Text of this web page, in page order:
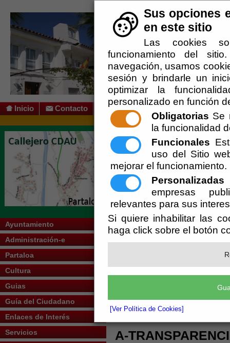
Sus opciones
en este sitio
Las cookies
funcionamiento del
navegación, usamos
sesión y brindarle un
optimizar la
personalizado en función
Obligatorias Se
la funcionalidad
Funcionales
uso del Sitio
mejorar el funcionamiento.
Personalizadas
empresas
relevantes para sus
Si quiere inhabilitar las
haga click sobre el botón
[Ver Política de Cookies]
Inicio Contacto
Ayuntamiento
Administración-e
Partaloa
Cultura
Guias
Guía del Ciudadano
Enlaces de Interés
Servicios
Usted se encuentra
SOLICITAR ACCESO A LA
A-TRANSPARENCIA
(13 de 13)
BUSCAR:
A-